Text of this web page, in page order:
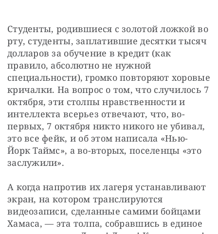
Студенты, родившиеся с золотой ложкой во
рту, студенты, заплатившие десятки тысяч
долларов за обучение в кредит (как
правило, абсолютно не нужной
специальности), громко повторяют хоровые
кричалки. На вопрос о том, что случилось 7
октября, эти столпы нравственности и
интеллекта всерьез отвечают, что, во-
первых, 7 октября никто никого не убивал,
это все фейк, и об этом написала «Нью-
Йорк Таймс», а во-вторых, поселенцы «это
заслужили».
А когда напротив их лагеря устанавливают
экран, на котором транслируются
видеозаписи, сделанные самими бойцами
Хамаса, — эта толпа, собравшись в единое